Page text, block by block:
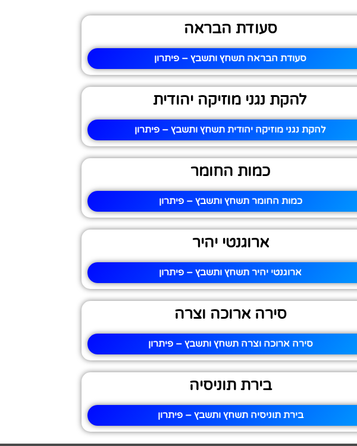
סעודת הבראה
סעודת הבראה תשחץ ותשבץ – פיתרון
להקת נגני מוזיקה יהודית
להקת נגני מוזיקה יהודית תשחץ ותשבץ – פיתרון
כמות החומר
כמות החומר תשחץ ותשבץ – פיתרון
ארוגנטי יהיר
ארוגנטי יהיר תשחץ ותשבץ – פיתרון
סירה ארוכה וצרה
סירה ארוכה וצרה תשחץ ותשבץ – פיתרון
בירת תוניסיה
בירת תוניסיה תשחץ ותשבץ – פיתרון